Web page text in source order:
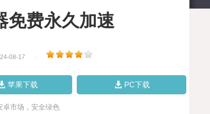
免费永久加速
08-17
苹果下载 PC下载
卓市场，安全绿色